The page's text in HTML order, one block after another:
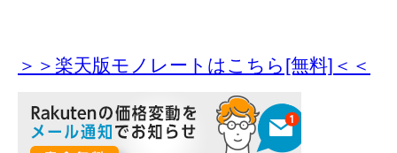
＞＞楽天版モノレートはこちら[無料]＜＜